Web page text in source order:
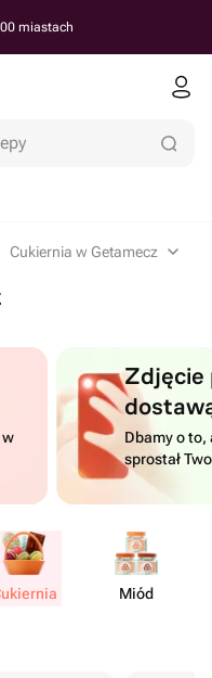
miastach
Cukiernia w Getamecz
w
Dbamy o to,
sprostał
Miód